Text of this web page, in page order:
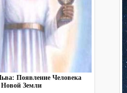
Появление Человека
Новой Земли